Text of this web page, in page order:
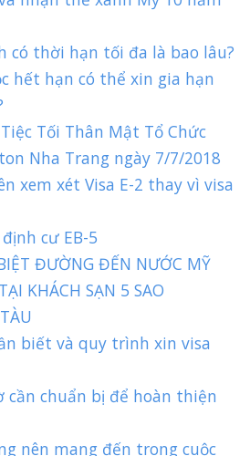
có thời hạn tối đa là bao lâu?
hết hạn có thể xin gia hạn
Tối Thân Mật Tổ Chức
Nha Trang ngày 7/7/2018
xem xét Visa E-2 thay vì visa
cư EB-5
ĐƯỜNG ĐẾN NƯỚC MỸ
KHÁCH SẠN 5 SAO
biết và quy trình xin visa
cần chuẩn bị để hoàn thiện
nên mang đến trong cuộc